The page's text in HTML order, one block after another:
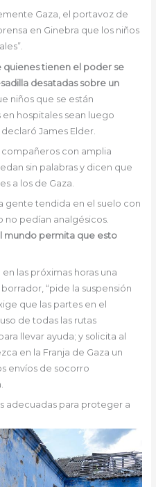
Gaza, el portavoz de
en Ginebra que los niños
quienes tienen el poder se
desatadas sobre un
niños que se están
hospitales sean luego
James Elder.
con amplia
sin palabras y dicen que
a los de Gaza.
gente tendida en el suelo con
no pedían analgésicos.
mundo permita que esto
las próximas horas una
“pide la suspensión
que las partes en el
de todas las rutas
llevar ayuda; y solicita al
en la Franja de Gaza un
envíos de socorro
adecuadas para proteger a